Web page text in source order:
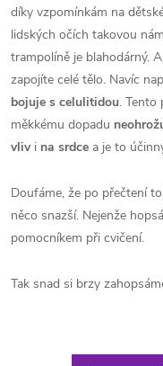
díky vzpomínkám na
lidských očích takovou
trampolíně je blahodárný.
zapojíte celé tělo. Navíc
bojuje s celulitidou. Tento
měkkému dopadu
vlivi na srdce a je to
Doufáme, že po přečtení
něco snazší. Nejenže
pomocníkem při cvičení.
Tak snad si brzy